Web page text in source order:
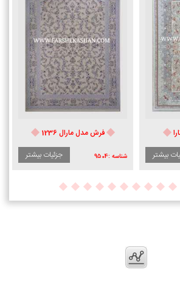
بیشتر
فرش مدل مارال 1236
شناسه :9504 جزئیات بیشتر